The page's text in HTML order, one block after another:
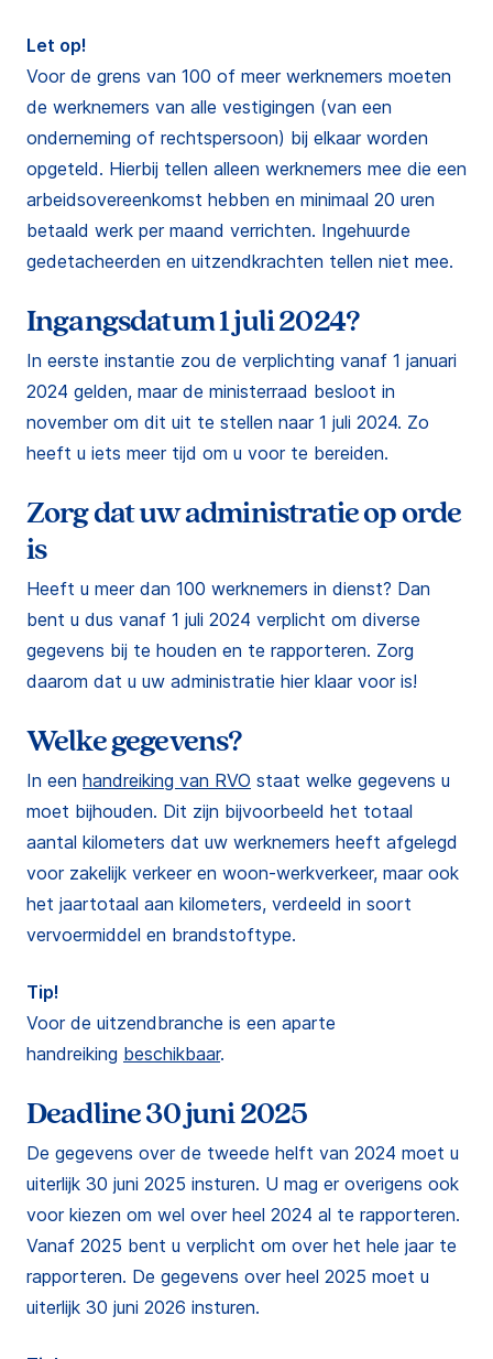
Let op!
Voor de grens van 100 of meer werknemers moeten
de werknemers van alle vestigingen (van een
onderneming of rechtspersoon) bij elkaar worden
opgeteld. Hierbij tellen alleen werknemers mee die een
arbeidsovereenkomst hebben en minimaal 20 uren
betaald werk per maand verrichten. Ingehuurde
gedetacheerden en uitzendkrachten tellen niet mee.
Ingangsdatum 1 juli 2024?
In eerste instantie zou de verplichting vanaf 1 januari
2024 gelden, maar de ministerraad besloot in
november om dit uit te stellen naar 1 juli 2024. Zo
heeft u iets meer tijd om u voor te bereiden.
Zorg dat uw administratie op orde
is
Heeft u meer dan 100 werknemers in dienst? Dan
bent u dus vanaf 1 juli 2024 verplicht om diverse
gegevens bij te houden en te rapporteren. Zorg
daarom dat u uw administratie hier klaar voor is!
Welke gegevens?
In een handreiking van RVO staat welke gegevens u
moet bijhouden. Dit zijn bijvoorbeeld het totaal
aantal kilometers dat uw werknemers heeft afgelegd
voor zakelijk verkeer en woon-werkverkeer, maar ook
het jaartotaal aan kilometers, verdeeld in soort
vervoermiddel en brandstoftype.
Tip!
Voor de uitzendbranche is een aparte
handreiking beschikbaar.
Deadline 30 juni 2025
De gegevens over de tweede helft van 2024 moet u
uiterlijk 30 juni 2025 insturen. U mag er overigens ook
voor kiezen om wel over heel 2024 al te rapporteren.
Vanaf 2025 bent u verplicht om over het hele jaar te
rapporteren. De gegevens over heel 2025 moet u
uiterlijk 30 juni 2026 insturen.